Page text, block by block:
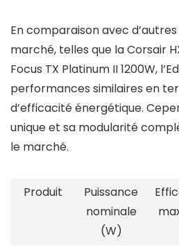
En comparaison avec
marché, telles que la Corsair
Focus TX Platinum II 1200W,
performances similaires en
d’efficacité énergétique.
unique et sa modularité
le marché.
Produit
Puissance
nominale
(W)